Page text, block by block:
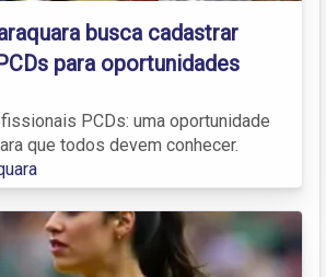
busca cadastrar
para oportunidades
PCDs: uma oportunidade
que todos devem conhecer.